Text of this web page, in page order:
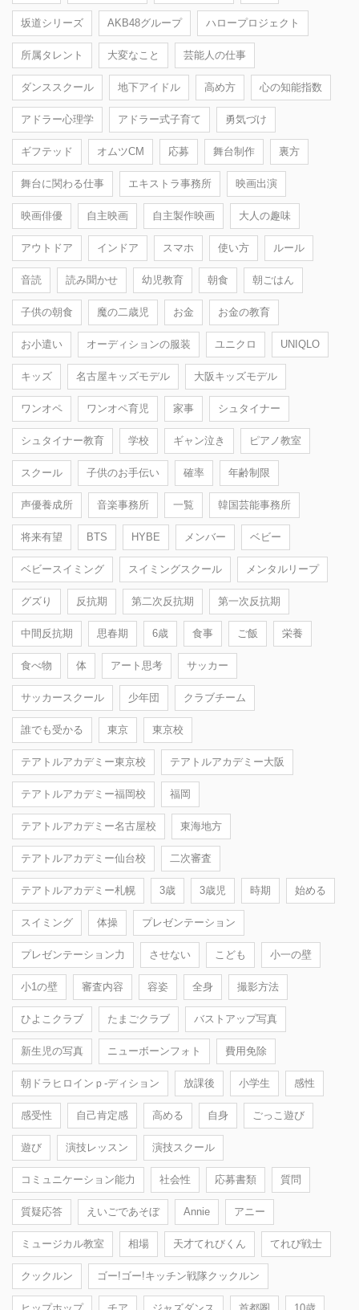
坂道シリーズ AKB48グループ ハロープロジェクト
所属タレント 大変なこと 芸能人の仕事
ダンススクール 地下アイドル 高め方 心の知能指数
アドラー心理学 アドラー式子育て 勇気づけ
ギフテッド オムツCM 応募 舞台制作 裏方
舞台に関わる仕事 エキストラ事務所 映画出演
映画俳優 自主映画 自主製作映画 大人の趣味
アウトドア インドア スマホ 使い方 ルール
音読 読み聞かせ 幼児教育 朝食 朝ごはん
子供の朝食 魔の二歳児 お金 お金の教育
お小遣い オーディションの服装 ユニクロ UNIQLO
キッズ 名古屋キッズモデル 大阪キッズモデル
ワンオペ ワンオペ育児 家事 シュタイナー
シュタイナー教育 学校 ギャン泣き ピアノ教室
スクール 子供のお手伝い 確率 年齢制限
声優養成所 音楽事務所 一覧 韓国芸能事務所
将来有望 BTS HYBE メンバー ベビー
ベビースイミング スイミングスクール メンタルリープ
グズり 反抗期 第二次反抗期 第一次反抗期
中間反抗期 思春期 6歳 食事 ご飯 栄養
食べ物 体 アート思考 サッカー
サッカースクール 少年団 クラブチーム
誰でも受かる 東京 東京校
テアトルアカデミー東京校 テアトルアカデミー大阪
テアトルアカデミー福岡校 福岡
テアトルアカデミー名古屋校 東海地方
テアトルアカデミー仙台校 二次審査
テアトルアカデミー札幌 3歳 3歳児 時期 始める
スイミング 体操 プレゼンテーション
プレゼンテーション力 させない こども 小一の壁
小1の壁 審査内容 容姿 全身 撮影方法
ひよこクラブ たまごクラブ バストアップ写真
新生児の写真 ニューボーンフォト 費用免除
朝ドラヒロインｐ-ディション 放課後 小学生 感性
感受性 自己肯定感 高める 自身 ごっこ遊び
遊び 演技レッスン 演技スクール
コミュニケーション能力 社会性 応募書類 質問
質疑応答 えいごであそぼ Annie アニー
ミュージカル教室 相場 天才てれびくん てれび戦士
クックルン ゴー!ゴー!キッチン戦隊クックルン